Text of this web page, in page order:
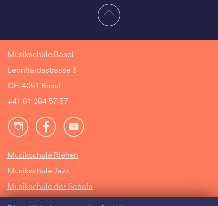
Musikschule Basel
Leonhardsstrasse 6
CH-4051 Basel
+41 61 264 57 57
Musikschule Riehen
Musikschule Jazz
Musikschule der Schola